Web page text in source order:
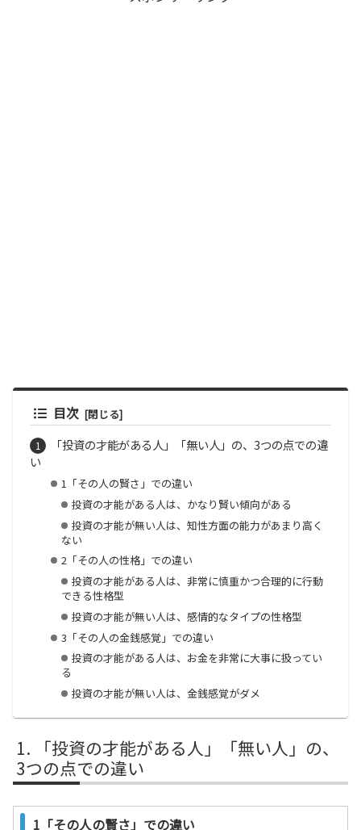
目次
「投資の才能がある人」「無い人」の、3つの点での違
い
1「その人の賢さ」での違い
投資の才能がある人は、かなり賢い傾向がある
投資の才能が無い人は、知性方面の能力があまり高く
ない
2「その人の性格」での違い
投資の才能がある人は、非常に慎重かつ合理的に行動
できる性格型
投資の才能が無い人は、感情的なタイプの性格型
3「その人の金銭感覚」での違い
投資の才能がある人は、お金を非常に大事に扱ってい
る
投資の才能が無い人は、金銭感覚がダメ
「投資の才能がある人」「無い人」の、
3つの点での違い
1「その人の賢さ」での違い